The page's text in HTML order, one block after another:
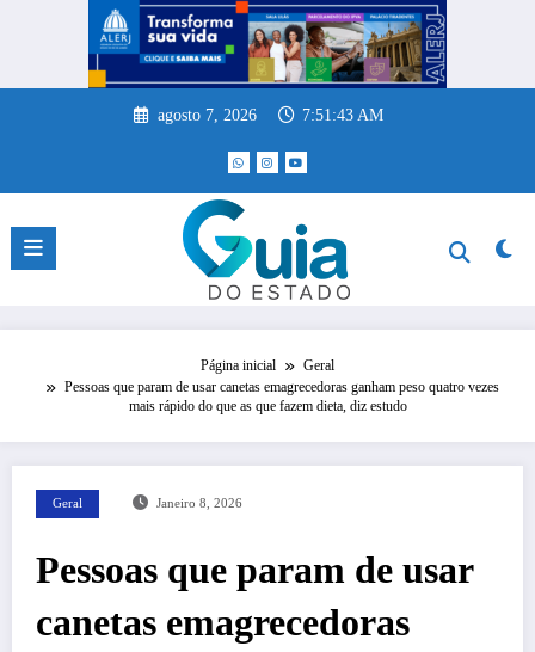
agosto 7, 2026 7:51:44 AM
Página inicial
Geral
Pessoas que param de usar canetas emagrecedoras ganham peso quatro vezes
mais rápido do que as que fazem dieta, diz estudo
Geral Janeiro 8, 2026
Pessoas que param de usar
canetas emagrecedoras